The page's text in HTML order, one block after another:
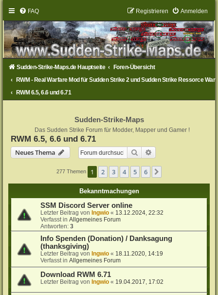
FAQ Anmelden
Registrieren
Sudden-Strike-Maps.de Hauptseite
Foren-Übersicht
RWM - Real Warfare Mod für Sudden Strike 2 und Sudden Strike Ressorce War
RWM 6.5, 6.6 und 6.71
Sudden-Strike-Maps
Das Sudden Strike Forum für Modder, Mapper und Gamer !
RWM 6.5, 6.6 und 6.71
Neues Thema
Suche
277 Themen 1 2 3 4 5 6
Bekanntmachungen
SSM Discord Server online
Letzter Beitrag von Ingwio « 13.12.2024, 22:32
Verfasst inAllgemeines Forum
Antworten:3
Info Spenden (Donation) / Danksagung
(thanksgiving)
Letzter Beitrag von Ingwio « 18.11.2020, 14:19
Verfasst inAllgemeines Forum
Download RWM 6.71
Letzter Beitrag von Ingwio « 19.04.2017, 17:02